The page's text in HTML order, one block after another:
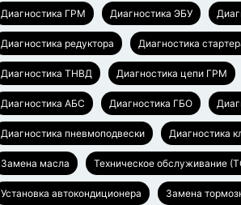
Диагностика ГРМ Диагностика ЭБУ
Диагностика редуктора Диагностика
Диагностика ТНВД Диагностика цепи ГРМ
Диагностика АБС Диагностика ГБО
Диагностика пневмоподвески Диагностика
Замена масла Техническое обслуживание
Установка автокондиционера Замена